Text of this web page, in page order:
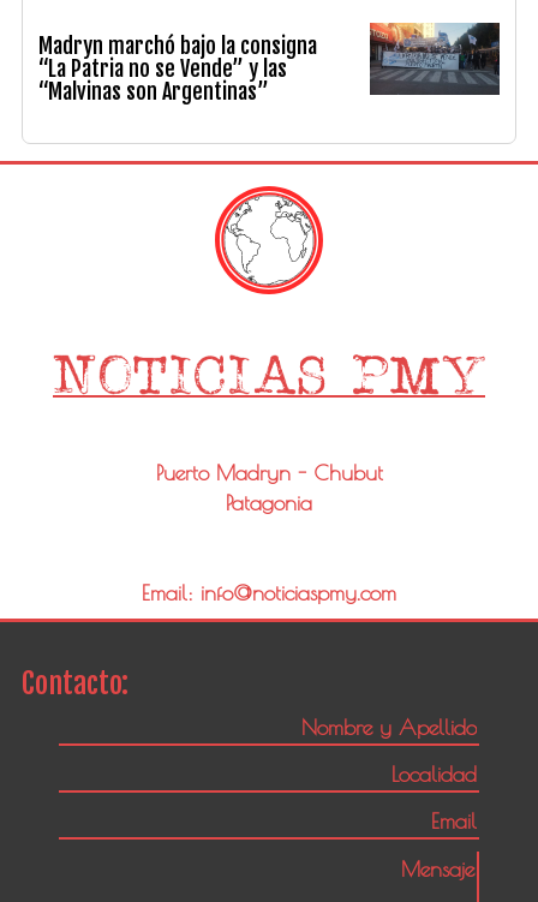
Madryn marchó bajo la consigna
“La Patria no se Vende” y las
“Malvinas son Argentinas”
Puerto Madryn - Chubut
Patagonia
Email: info@noticiaspmy.com
Contacto: